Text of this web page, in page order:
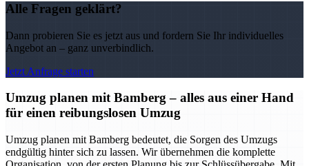
Alle Fragen geklärt?
Dann probieren Sie es jetzt aus und fordern Sie Ihr individuelles
Angebot an – ganz unverbindlich.
Jetzt Anfrage starten
Umzug planen mit Bamberg – alles aus einer Hand
für einen reibungslosen Umzug
Umzug planen mit Bamberg bedeutet, die Sorgen des Umzugs
endgültig hinter sich zu lassen. Wir übernehmen die komplette